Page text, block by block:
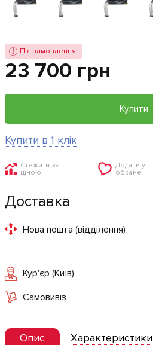
Під замовлення
23 700 грн
Купити
Купити в 1 клік
Стежити за
ціною
Додати у
обране
Доставка
Нова пошта (відділення)
Кур'єр (Київ)
Самовивіз
Опис Характеристики